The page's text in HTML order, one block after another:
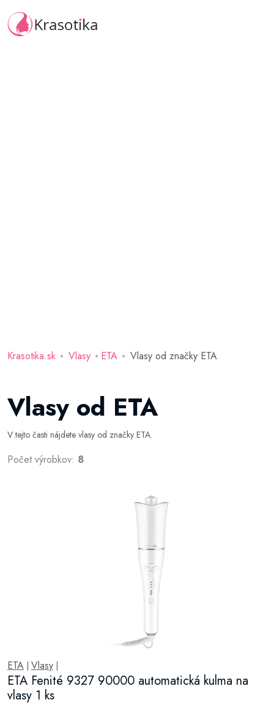
Krasotika.sk Vlasy ETA Vlasy od značky ETA
Vlasy od ETA
V tejto časti nájdete vlasy od značky ETA.
Počet výrobkov: 8
ETA Vlasy
ETA Fenité 9327 90000 automatická kulma na
vlasy 1 ks